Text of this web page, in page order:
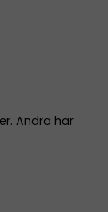
Andra har